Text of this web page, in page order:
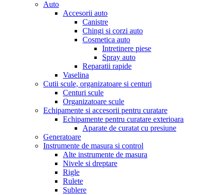
Auto
Accesorii auto
Canistre
Chingi si corzi auto
Cosmetica auto
Intretinere piese
Spray auto
Reparatii rapide
Vaselina
Cutii scule, organizatoare si centuri
Centuri scule
Organizatoare scule
Echipamente si accesorii pentru curatare
Echipamente pentru curatare exterioara
Aparate de curatat cu presiune
Generatoare
Instrumente de masura si control
Alte instrumente de masura
Nivele si dreptare
Rigle
Rulete
Sublere